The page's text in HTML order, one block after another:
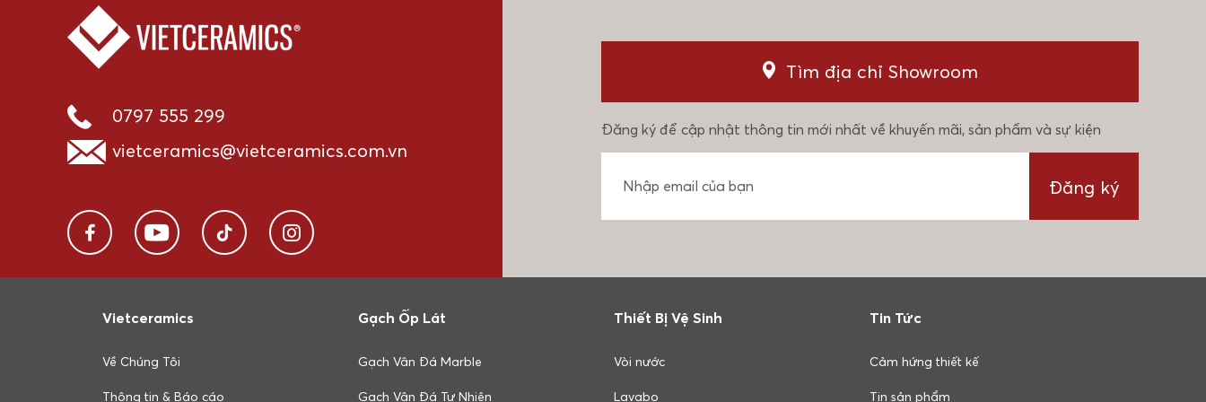
0797 555 299
vietceramics@vietceramics.com.vn
Tìm địa chỉ Showroom
Đăng ký để cập nhật thông tin mới nhất về khuyến mãi, sản phẩm và sự kiện
Đăng ký
Vietceramics
Về Chúng Tôi
Thông tin & Báo cáo
Gạch Ốp Lát
Gạch Vân Đá Marble
Gạch Vân Đá Tự Nhiên
Thiết Bị Vệ Sinh
Vòi nước
Lavabo
Tin Tức
Cảm hứng thiết kế
Tin sản phẩm